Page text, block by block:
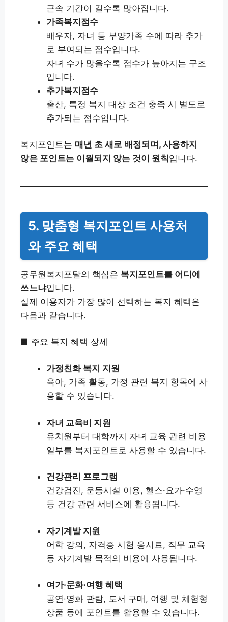
근속 기간이 길수록 많아집니다.
가족복지점수
배우자, 자녀 등 부양가족 수에 따라 추가
로 부여되는 점수입니다.
자녀 수가 많을수록 점수가 높아지는 구조
입니다.
추가복지점수
출산, 특정 복지 대상 조건 충족 시 별도로
추가되는 점수입니다.
복지포인트는 매년 초 새로 배정되며, 사용하지
않은 포인트는 이월되지 않는 것이 원칙입니다.
5. 맞춤형 복지포인트 사용처
와 주요 혜택
공무원복지포탈의 핵심은 복지포인트를 어디에
쓰느냐입니다.
실제 이용자가 가장 많이 선택하는 복지 혜택은
다음과 같습니다.
■ 주요 복지 혜택 상세
가정친화 복지 지원
육아, 가족 활동, 가정 관련 복지 항목에 사
용할 수 있습니다.
자녀 교육비 지원
유치원부터 대학까지 자녀 교육 관련 비용
일부를 복지포인트로 사용할 수 있습니다.
건강관리 프로그램
건강검진, 운동시설 이용, 헬스·요가·수영
등 건강 관련 서비스에 활용됩니다.
자기계발 지원
어학 강의, 자격증 시험 응시료, 직무 교육
등 자기계발 목적의 비용에 사용됩니다.
여가·문화·여행 혜택
공연·영화 관람, 도서 구매, 여행 및 체험형
상품 등에 포인트를 활용할 수 있습니다.